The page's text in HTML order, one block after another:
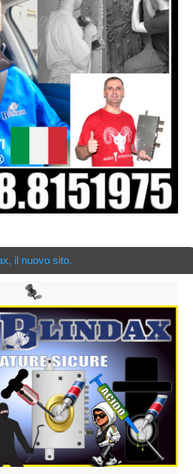
il nuovo sito.